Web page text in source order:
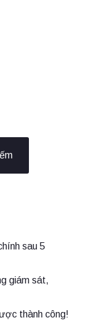
sau 5
giám sát,
thành công!